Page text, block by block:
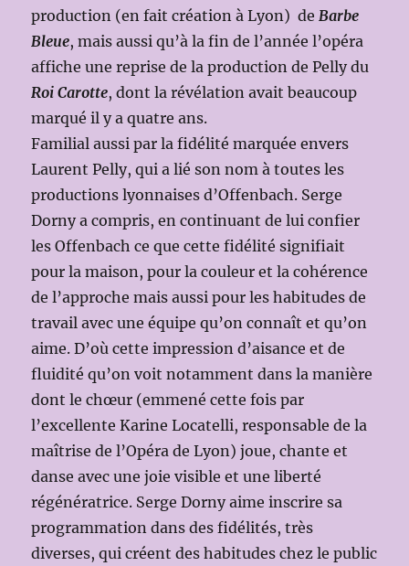
production (en fait création à Lyon) de Barbe
Bleue, mais aussi qu’à la fin de l’année l’opéra
affiche une reprise de la production de Pelly du
Roi Carotte, dont la révélation avait beaucoup
marqué il y a quatre ans.
Familial aussi par la fidélité marquée envers
Laurent Pelly, qui a lié son nom à toutes les
productions lyonnaises d’Offenbach. Serge
Dorny a compris, en continuant de lui confier
les Offenbach ce que cette fidélité signifiait
pour la maison, pour la couleur et la cohérence
de l’approche mais aussi pour les habitudes de
travail avec une équipe qu’on connaît et qu’on
aime. D’où cette impression d’aisance et de
fluidité qu’on voit notamment dans la manière
dont le chœur (emmené cette fois par
l’excellente Karine Locatelli, responsable de la
maîtrise de l’Opéra de Lyon) joue, chante et
danse avec une joie visible et une liberté
régénératrice. Serge Dorny aime inscrire sa
programmation dans des fidélités, très
diverses, qui créent des habitudes chez le public